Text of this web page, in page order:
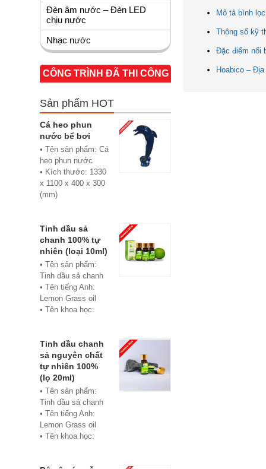
Mô tả bình
Thông số kỹ
Đặc điểm nổi
Hoabico –
Đèn âm nước – Đèn LED
chịu nước
Nhạc nước
CÔNG TRÌNH ĐÃ THI CÔNG
Sản phẩm HOT
Cá heo phun
nước bể bơi
• Tên sản phẩm: Cá
heo phun nước
• Kích thước: 1330
x 1100 x 400 x 300
(mm)
Composite
• Phân phối:
Hoabico
Tinh dầu sả
chanh 100% tự
nhiên (loại 10ml)
• Tên sản phẩm:
Tinh dầu sả chanh
• Tên tiếng Anh:
Lemon Grass oil
• Tên khoa học:
• Chủng loại: Thiết
bị xông hơi
• Thành phần chiết
xuất: lá
• Phương pháp
chiết xuất: Chưng
cất hơi nước
• Hình thức: Chất
lỏng
Tinh dầu chanh
sả nguyên chất
tự nhiên 100%
(lọ 20ml)
• Tên sản phẩm:
Tinh dầu sả chanh
• Tên tiếng Anh:
Lemon Grass oil
• Tên khoa học: